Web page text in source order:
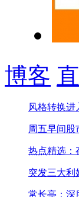
博客
风格转换进
周五早间股
热点精选：
突发三大利
常长亭：深